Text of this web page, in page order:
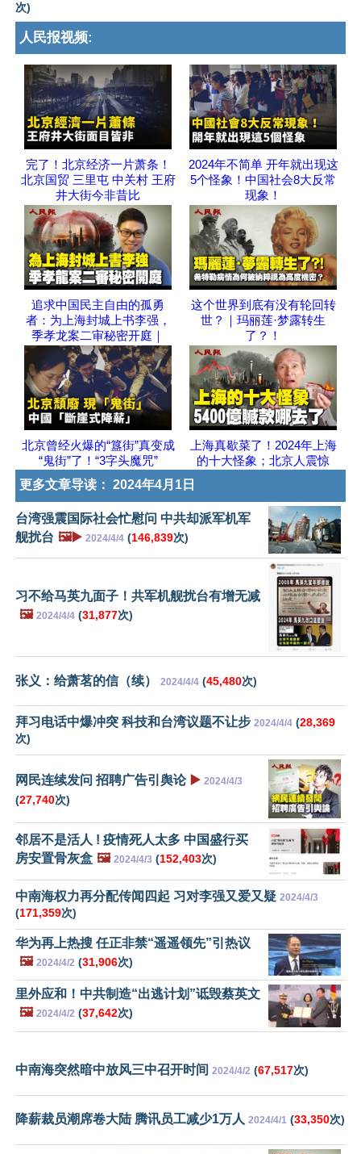
次)
人民报视频:
完了！北京经济一片萧条！
北京国贸 三里屯 中关村 王府
井大街今非昔比
2024年不简单 开年就出现这
5个怪象！中国社会8大反常
现象！
追求中国民主自由的孤勇
者：为上海封城上书李强，
季孝龙案二审秘密开庭｜
这个世界到底有没有轮回转
世？｜玛丽莲·梦露转生
了？！
北京曾经火爆的“簋街”真变成
“鬼街”了！“3字头魔咒”
上海真歇菜了！2024年上海
的十大怪象；北京人震惊
更多文章导读： 2024年4月1日
台湾强震国际社会忙慰问 中共却派军机军
舰扰台 🖼️▶️ 2024/4/4 (146,839次)
习不给马英九面子！共军机舰扰台有增无减
🖼️ 2024/4/4 (31,877次)
张义：给萧茗的信（续） 2024/4/4 (45,480次)
拜习电话中爆冲突 科技和台湾议题不让步 2024/4/4 (28,369
次)
网民连续发问 招聘广告引舆论 ▶️ 2024/4/3
(27,740次)
邻居不是活人 ! 疫情死人太多 中国盛行买
房安置骨灰盒 🖼️ 2024/4/3 (152,403次)
中南海权力再分配传闻四起 习对李强又爱又疑 2024/4/3
(171,359次)
华为再上热搜 任正非禁“遥遥领先”引热议
🖼️ 2024/4/2 (31,906次)
里外应和！中共制造“出逃计划”诋毁蔡英文
🖼️ 2024/4/2 (37,642次)
中南海突然暗中放风三中召开时间 2024/4/2 (67,517次)
降薪裁员潮席卷大陆 腾讯员工减少1万人 2024/4/1 (33,350次)